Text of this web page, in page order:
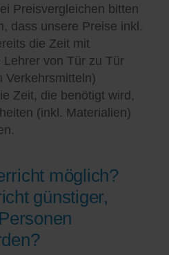
Preisvergleichen bitten
dass unsere Preise inkl.
die Zeit mit
von Tür zu Tür
Verkehrsmitteln)
Zeit, die benötigt wird,
(inkl. Materialien)
möglich?
günstiger,